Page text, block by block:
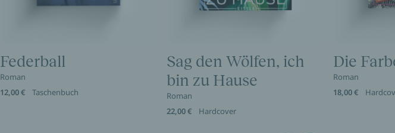
Federball
Roman
12,00 €
Taschenbuch
Sag den Wölfen, ich
bin zu Hause
Roman
22,00 €
Hardcover
Die
Roman
18,00 €